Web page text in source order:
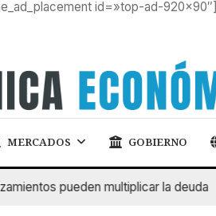
id=»top-ad-920×90″]
MERCADOS GOBIERNO
pueden multiplicar la deuda